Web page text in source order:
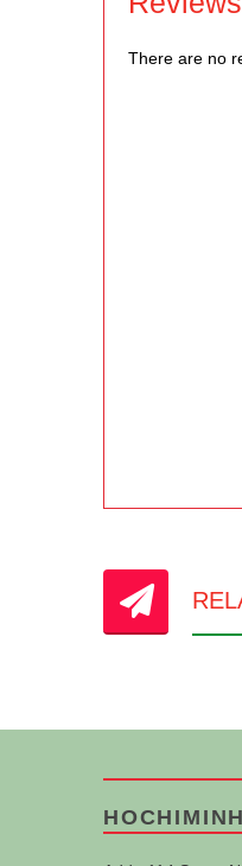
There are no